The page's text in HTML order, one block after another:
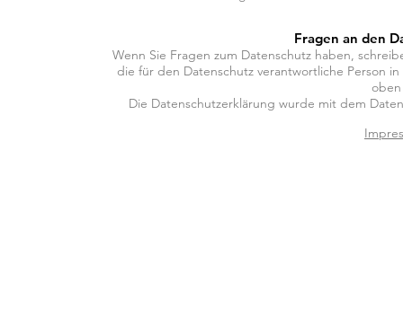
Fragen an den
Wenn Sie Fragen zum Datenschutz haben,
die für den Datenschutz verantwortliche Person
Die Datenschutzerklärung wurde mit dem